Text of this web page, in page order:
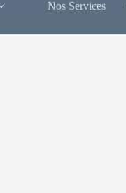
Nos Services